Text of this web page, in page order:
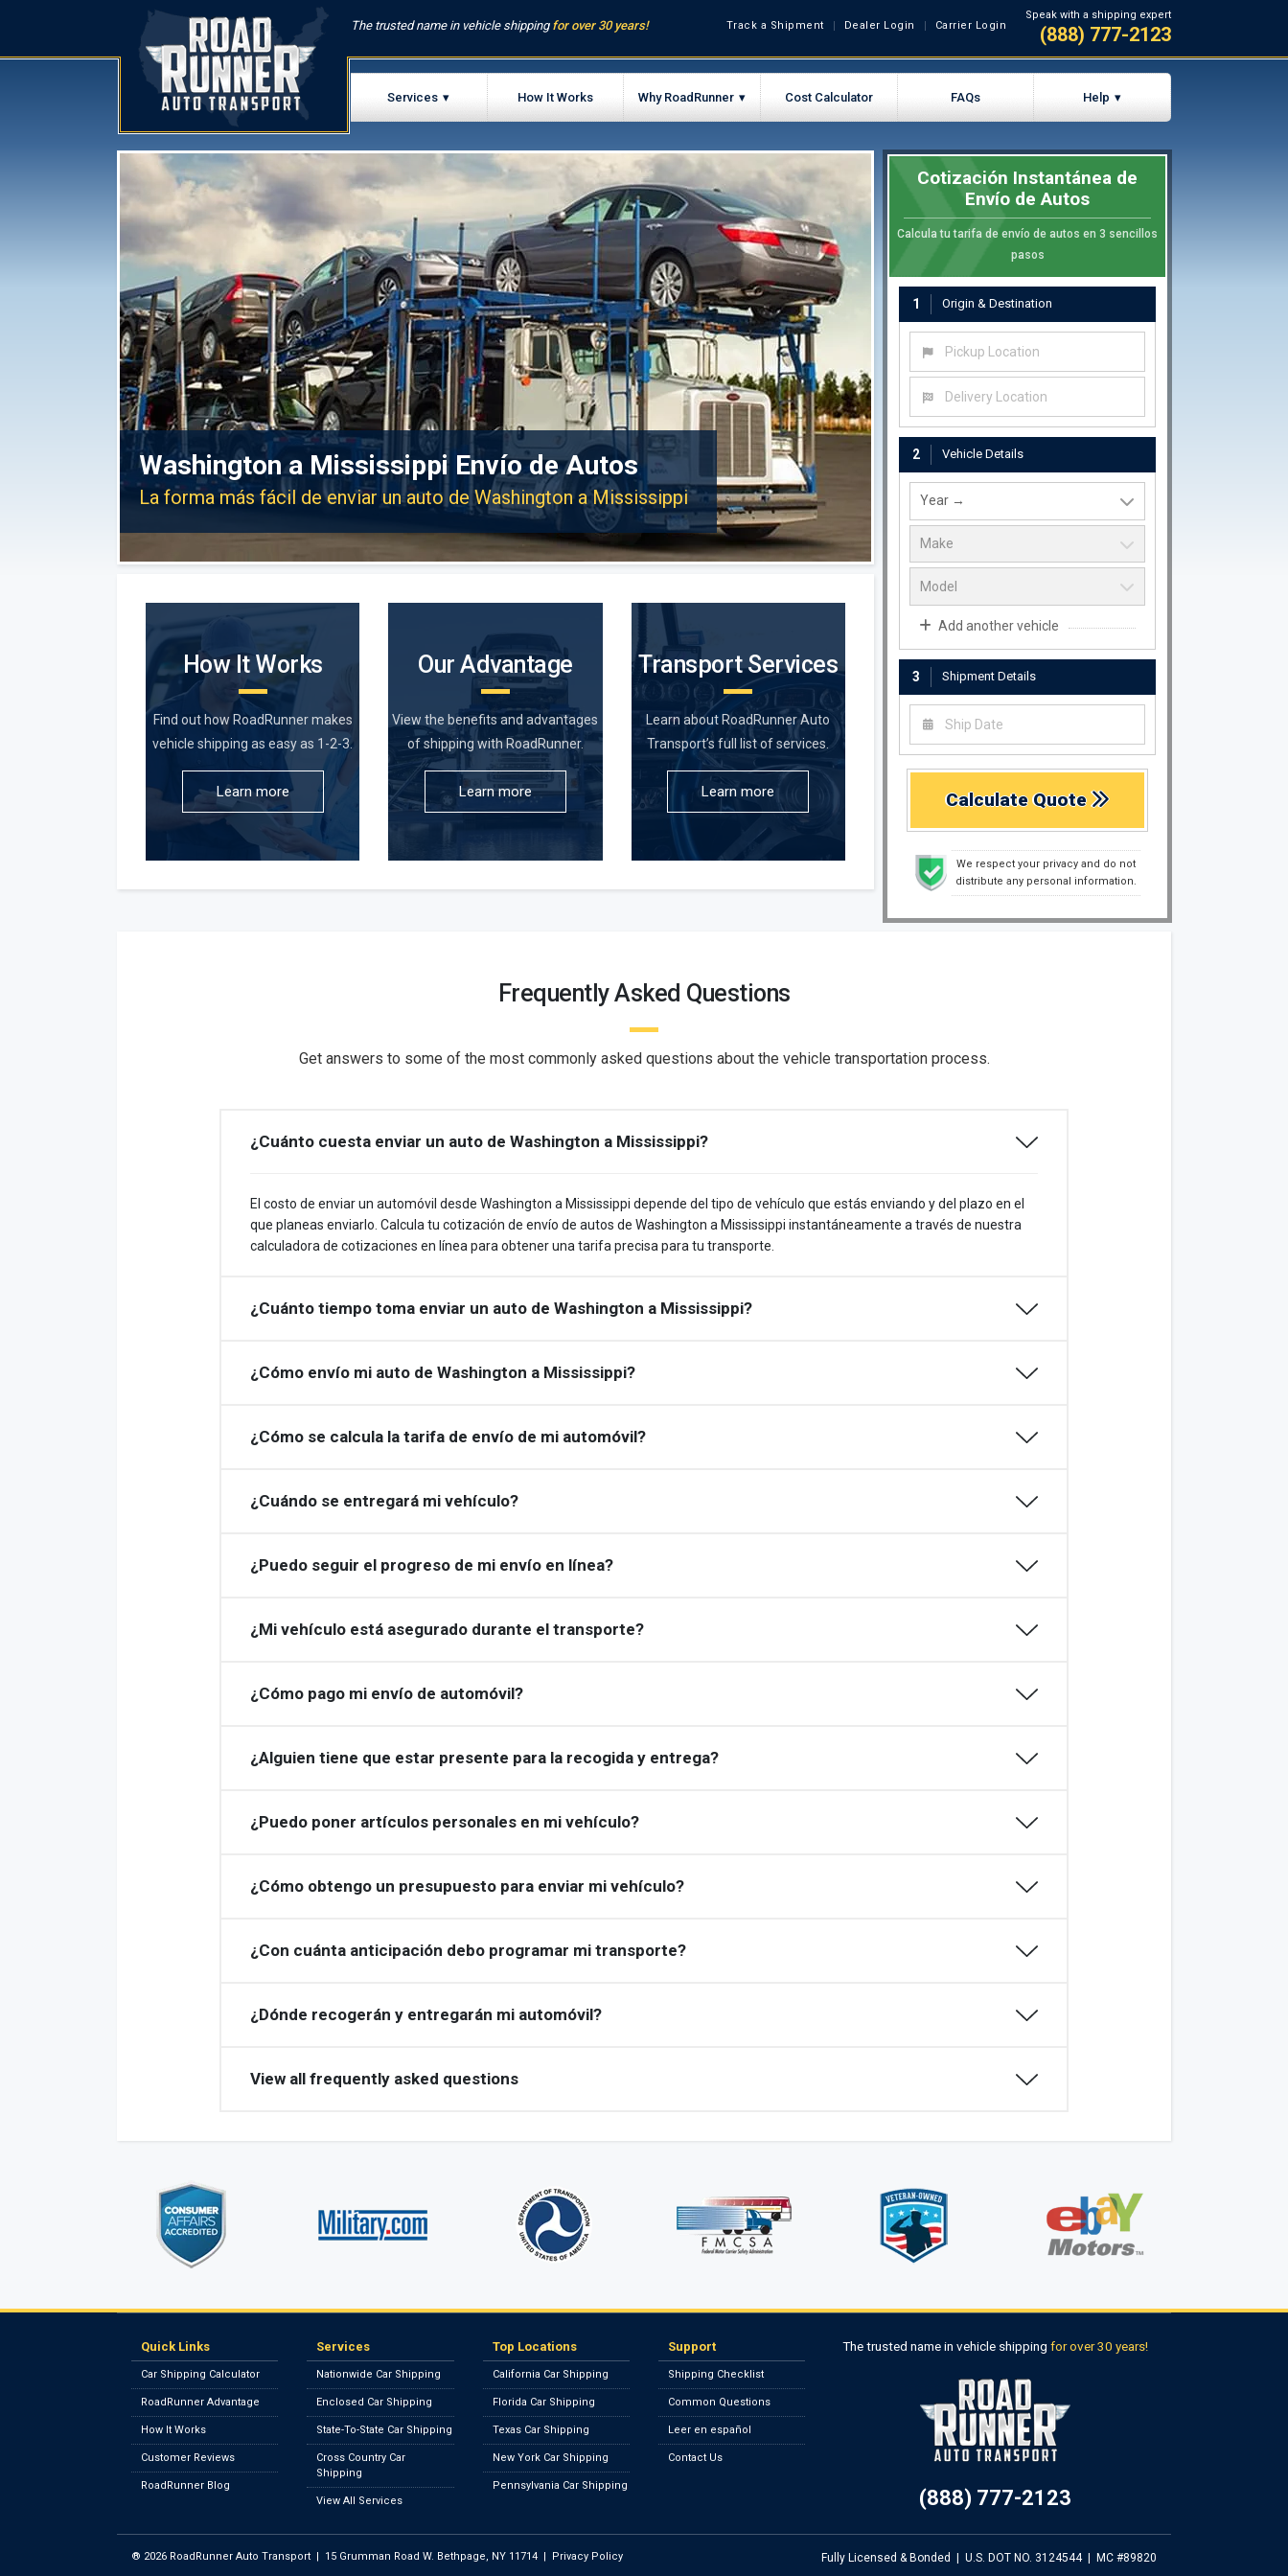
The trusted name in vehicle shipping for over 30 years! Track a Shipment Dealer Login Carrier Login
Speak with a shipping expert
(888) 777-2123
Services How It Works Why RoadRunner Cost Calculator FAQs Help
Washington a Mississippi Envío de Autos
La forma más fácil de enviar un auto de Washington a Mississippi
How It Works
Find out how RoadRunner makes
vehicle shipping as easy as 1-2-3.
Learn more
Our Advantage
View the benefits and advantages
of shipping with RoadRunner.
Learn more
Transport Services
Learn about RoadRunner Auto
Transport’s full list of services.
Learn more
Cotización Instantánea de
Envío de Autos
Calcula tu tarifa de envío de autos en 3 sencillos
pasos
1 Origin & Destination
Pickup Location
Delivery Location
2 Vehicle Details
Add another vehicle
3 Shipment Details
Calculate Quote
We respect your privacy and do not
distribute any personal information.
Frequently Asked Questions
Get answers to some of the most commonly asked questions about the vehicle transportation process.
¿Cuánto cuesta enviar un auto de Washington a Mississippi?
El costo de enviar un automóvil desde Washington a Mississippi depende del tipo de vehículo que estás enviando y del plazo en el
que planeas enviarlo. Calcula tu cotización de envío de autos de Washington a Mississippi instantáneamente a través de nuestra
calculadora de cotizaciones en línea para obtener una tarifa precisa para tu transporte.
¿Cuánto tiempo toma enviar un auto de Washington a Mississippi?
¿Cómo envío mi auto de Washington a Mississippi?
¿Cómo se calcula la tarifa de envío de mi automóvil?
¿Cuándo se entregará mi vehículo?
¿Puedo seguir el progreso de mi envío en línea?
¿Mi vehículo está asegurado durante el transporte?
¿Cómo pago mi envío de automóvil?
¿Alguien tiene que estar presente para la recogida y entrega?
¿Puedo poner artículos personales en mi vehículo?
¿Cómo obtengo un presupuesto para enviar mi vehículo?
¿Con cuánta anticipación debo programar mi transporte?
¿Dónde recogerán y entregarán mi automóvil?
View all frequently asked questions
Quick Links
Car Shipping Calculator
RoadRunner Advantage
How It Works
Customer Reviews
RoadRunner Blog
Services
Nationwide Car Shipping
Enclosed Car Shipping
State-To-State Car Shipping
Cross Country Car
Shipping
View All Services
Top Locations
California Car Shipping
Florida Car Shipping
Texas Car Shipping
New York Car Shipping
Pennsylvania Car Shipping
Support
Shipping Checklist
Common Questions
Leer en español
Contact Us
The trusted name in vehicle shipping for over 30 years!
(888) 777-2123
® 2026 RoadRunner Auto Transport | 15 Grumman Road W. Bethpage, NY 11714 | Privacy Policy Fully Licensed & Bonded U.S. DOT NO. 3124544| MC #89820